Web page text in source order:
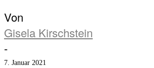
Von
Gisela Kirschstein
-
7. Januar 2021